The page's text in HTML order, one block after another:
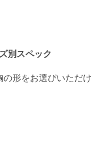
別スペック
の形をお選びいただけ